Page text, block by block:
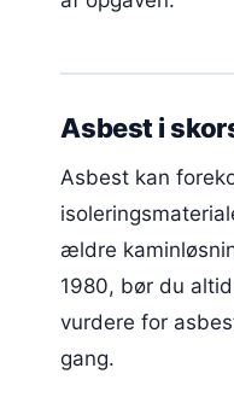
Asbest i
Asbest kan
ældre
1980, bør du
vurdere for
gang.